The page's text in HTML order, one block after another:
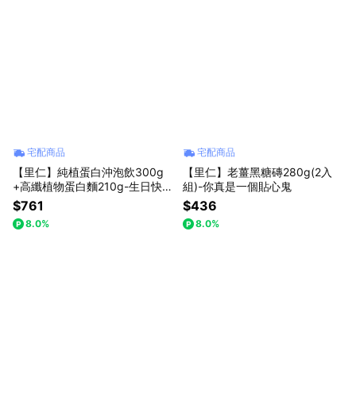
宅配商品
【里仁】純植蛋白沖泡飲300g
+高纖植物蛋白麵210g-生日快
樂，你最近狀態不錯喔!
$761
8.0%
宅配商品
【里仁】老薑黑糖磚280g(2入
組)-你真是一個貼心鬼
$436
8.0%